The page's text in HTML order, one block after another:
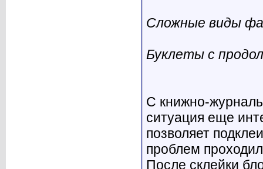
Сложные виды
Буклеты с
С книжно-
ситуация еще
позволяет
проблем
После склейки